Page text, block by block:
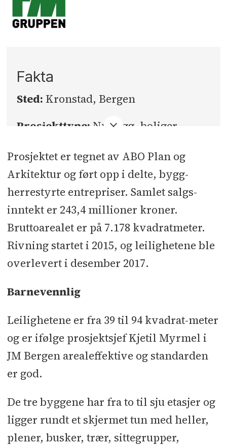
Fakta
Sted: Kronstad, Bergen
Prosjekttype: Nybygg, boliger
Samlet salgsinntekt:243,4 millioner
kroner
Areal BTA:7.178 kvadratmeter
Tiltakshaver: JM Norge
Arkitekt og LARK:ABO Plan &
Arkitektur
Rådgivere:RIB: Holst & Valen
Konseptal RIVA: Norconsult
Underentreprenører og
leverandører: l
stål og betongelementer: FM Strand l
Anleggsgartner: Gravdal Hage og
AnlegglAlu/glass fasade: Holvik
Prosjektet er tegnet av ABO Plan og
Arkitektur og ført opp i delte, bygg-
herrestyrte entrepriser. Samlet salgs-
inntekt er 243,4 millioner kroner.
Bruttoarealet er på 7.178 kvadratmeter.
Rivning startet i 2015, og leilighetene ble
overlevert i desember 2017.
Barnevennlig
Leilighetene er fra 39 til 94 kvadrat-meter
og er ifølge prosjektsjef Kjetil Myrmel i
JM Bergen arealeffektive og standarden
er god.
De tre byggene har fra to til sju etasjer og
ligger rundt et skjermet tun med heller,
plener, busker, trær, sittegrupper,